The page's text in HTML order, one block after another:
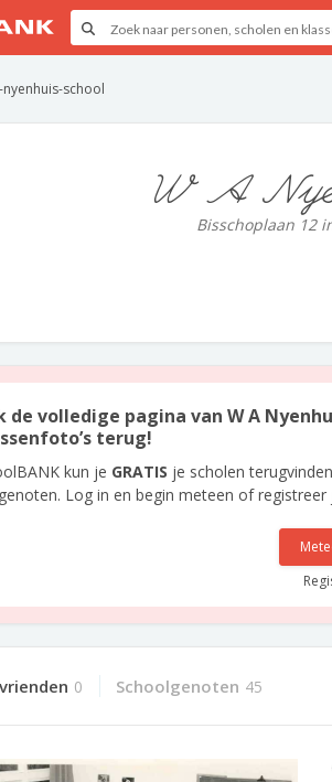
nyenhuis-school
W A
Bisschoplaan 12
de volledige pagina van W A
terug!
kun je GRATIS je scholen
Log in en begin meteen of registreer
0 Schoolgenoten 45